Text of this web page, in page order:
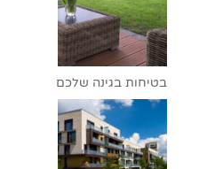
בטיחות בגינה שלכם